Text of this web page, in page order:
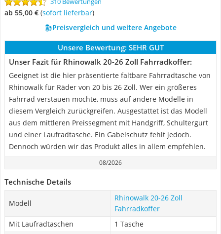
ab 55,00 € ( Sofort lieferbar)
Preisvergleich und weitere Angebote
Unsere Bewertung: SEHR GUT
Unser Fazit für Rhinowalk 20-26 Zoll Fahrradkoffer:
Geeignet ist die hier präsentierte faltbare Fahrradtasche von
Rhinowalk für Räder von 20 bis 26 Zoll. Wer ein größeres
Fahrrad verstauen möchte, muss auf andere Modelle in
diesem Vergleich zurückgreifen. Ausgestattet ist das Modell
aus dem mittleren Preissegment mit Handgriff, Schultergurt
und einer Laufradtasche. Ein Gabelschutz fehlt jedoch.
Dennoch würden wir das Produkt alles in allem empfehlen.
08/2026
Technische Details
Modell
Rhinowalk 20-26 Zoll
Fahrradkoffer
Mit Laufradtaschen
1 Tasche